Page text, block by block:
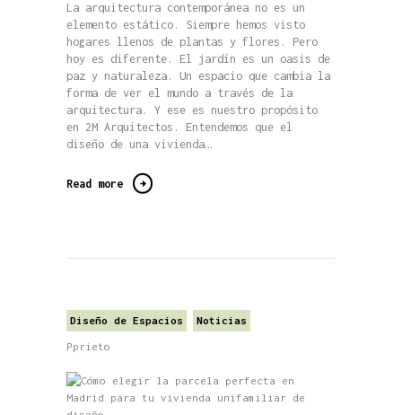
La arquitectura contemporánea no es un
elemento estático. Siempre hemos visto
hogares llenos de plantas y flores. Pero
hoy es diferente. El jardín es un oasis de
paz y naturaleza. Un espacio que cambia la
forma de ver el mundo a través de la
arquitectura. Y ese es nuestro propósito
en 2M Arquitectos. Entendemos que el
diseño de una vivienda…
Read more
Diseño de Espacios Noticias
Pprieto